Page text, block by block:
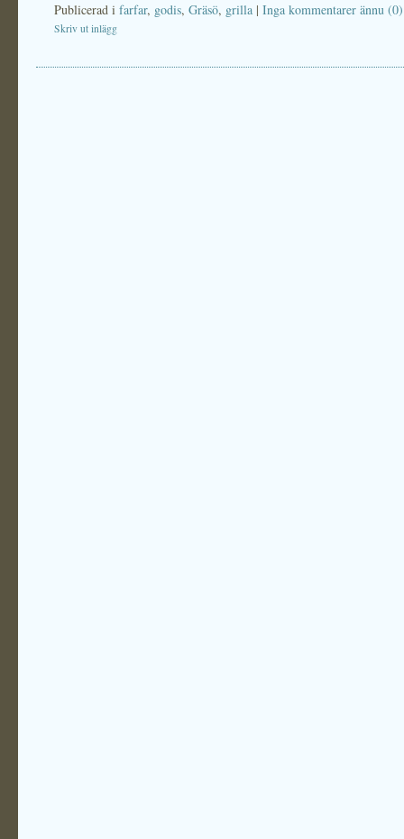
Publicerad i farfar, godis, Gräsö, grilla | Inga kommentarer ännu (0)
Skriv ut inlägg